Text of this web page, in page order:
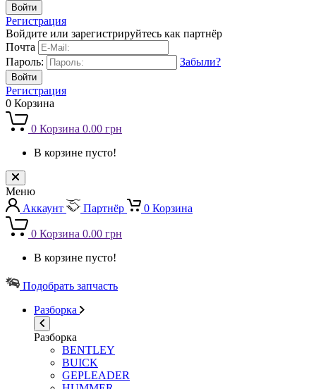
Регистрация
Войдите или зарегистрируйтесь как партнёр
Почта
Пароль:
Забыли?
Регистрация
0 Корзина
0 Корзина 0.00 грн
В корзине пусто!
Меню
Аккаунт
Партнёр 0 Корзина
0 Корзина 0.00 грн
В корзине пусто!
Подобрать запчасть
Разборка
Разборка
BENTLEY
BUICK
GEPLEADER